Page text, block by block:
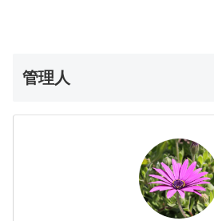
管理人